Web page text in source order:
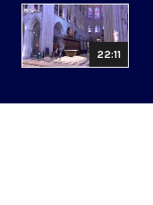
22:11